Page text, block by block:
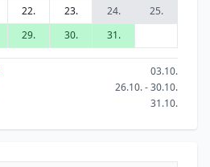
22. 23. 24.
25.
29. 30. 31.
03.10.
26.10. - 30.10.
31.10.